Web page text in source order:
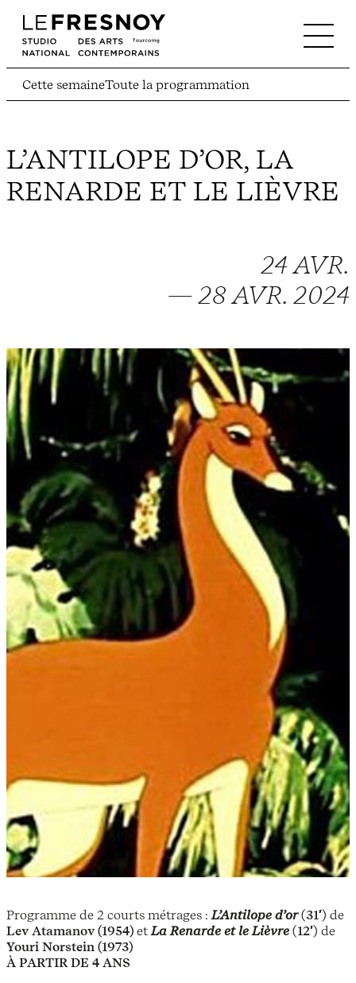
Cette semaineToute la programmation
L’ANTILOPE D’OR, LA
RENARDE ET LE LIÈVRE
24 AVR.
— 28 AVR. 2024
Programme de 2 courts métrages : L’Antilope d’or(31′) de
Lev Atamanov (1954) et La Renarde et le Lièvre (12′) de
Youri Norstein (1973)
À PARTIR DE 4 ANS